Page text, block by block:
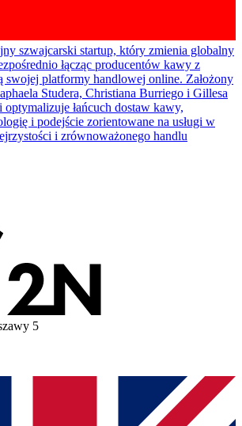
szwajcarski startup, który zmienia globalny
łącząc producentów kawy z
swojej platformy handlowej online. Założony
Studera, Christiana Burriego i Gillesa
optymalizuje łańcuch dostaw kawy,
i podejście zorientowane na usługi w
i zrównoważonego handlu
5